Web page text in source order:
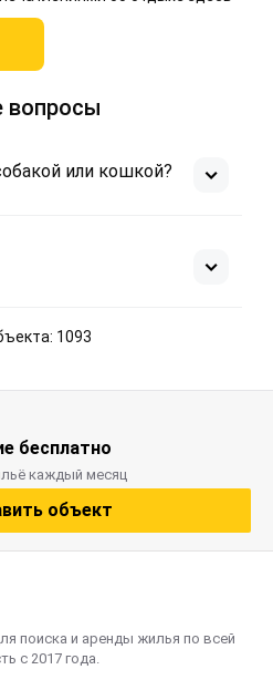
вопросы
или кошкой?
1093
бесплатно
каждый месяц
объект
поиска и аренды жилья по всей
с 2017 года.